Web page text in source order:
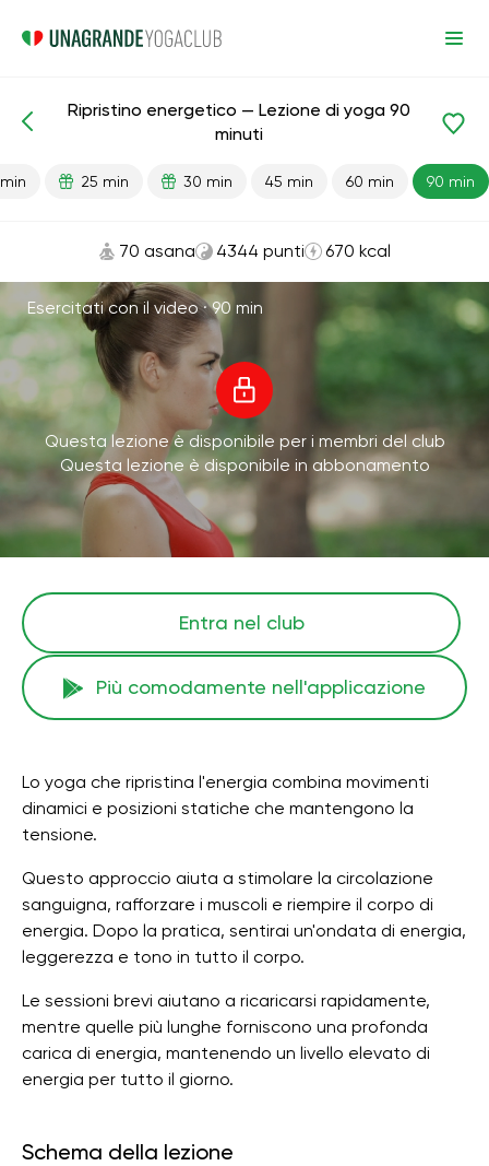
Energia
Ripristino energetico — Lezione di yoga 90
minuti
25 min 30 min 45 min 60 min 90 min
70 asana 4344 punti 670 kcal
Esercitati con il video ·90 min
Questa lezione è disponibile per i membri del club
Questa lezione è disponibile in abbonamento
Entra nel club
Più comodamente nell'applicazione
Lo yoga che ripristina l'energia combina movimenti
dinamici e posizioni statiche che mantengono la
tensione.
Questo approccio aiuta a stimolare la circolazione
sanguigna, rafforzare i muscoli e riempire il corpo di
energia. Dopo la pratica, sentirai un'ondata di energia,
leggerezza e tono in tutto il corpo.
Le sessioni brevi aiutano a ricaricarsi rapidamente,
mentre quelle più lunghe forniscono una profonda
carica di energia, mantenendo un livello elevato di
energia per tutto il giorno.
Schema della lezione